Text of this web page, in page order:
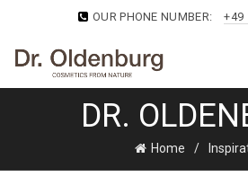
OUR PHONE NUMBER: +49
DR.
Home